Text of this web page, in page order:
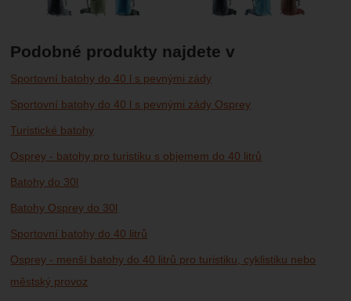
Podobné produkty najdete v
Sportovní batohy do 40 l s pevnými zády
Sportovní batohy do 40 l s pevnými zády Osprey
Turistické batohy
Osprey - batohy pro turistiku s objemem do 40 litrů
Batohy do 30l
Batohy Osprey do 30l
Sportovní batohy do 40 litrů
Osprey - menší batohy do 40 litrů pro turistiku, cyklistiku nebo
městský provoz